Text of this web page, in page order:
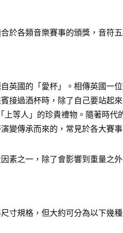
於各類音樂賽事的頒獎，音
英國的「愛杯」。相傳英國
接過酒杯時，除了自己要站
等人」的珍貴禮物。隨著時
變傳承而來的，常見於各大賽
素之一，除了會影響到重量
寸規格，但大約可分為以下